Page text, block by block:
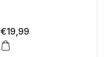
€19,99